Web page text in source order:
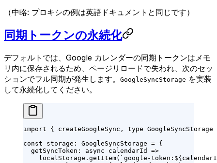
（中略: プロキシの例は英語ドキュメントと同じです）
同期トークンの永続化
デフォルトでは、Google カレンダーの同期トークンはメモ
リ内に保存されるため、ページリロードで失われ、次のセッ
ションでフル同期が発生します。
GoogleSyncStorage を実装
して永続化してください。
import { createGoogleSync, type
const storage : GoogleSyncStorage = {
  getSyncToken
: async calendarId
=>
    localStorage.
getItem( `google-token:${